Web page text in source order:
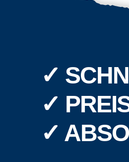
✓
✓
✓